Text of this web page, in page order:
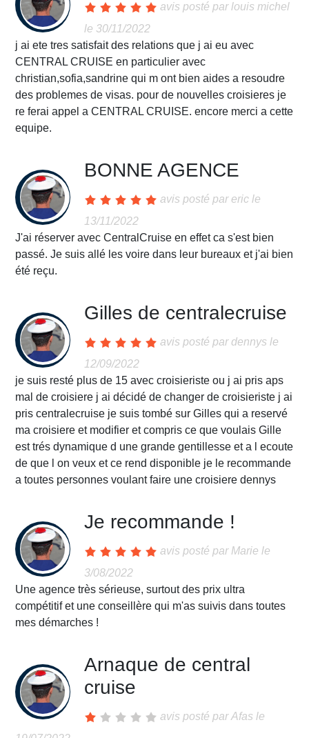
avis posté par louis michel
le 30/11/2022
j ai ete tres satisfait des relations que j ai eu avec
CENTRAL CRUISE en particulier avec
christian,sofia,sandrine qui m ont bien aides a resoudre
des problemes de visas. pour de nouvelles croisieres je
re ferai appel a CENTRAL CRUISE. encore merci a cette
equipe.
BONNE AGENCE
avis posté par eric le
13/11/2022
J'ai réserver avec CentralCruise en effet ca s'est bien
passé. Je suis allé les voire dans leur bureaux et j'ai bien
été reçu.
Gilles de centralecruise
avis posté par dennys le
12/09/2022
je suis resté plus de 15 avec croisieriste ou j ai pris aps
mal de croisiere j ai décidé de changer de croisieriste j ai
pris centralecruise je suis tombé sur Gilles qui a reservé
ma croisiere et modifier et compris ce que voulais Gille
est trés dynamique d une grande gentillesse et a l ecoute
de que l on veux et ce rend disponible je le recommande
a toutes personnes voulant faire une croisiere dennys
Je recommande !
avis posté par Marie le
3/08/2022
Une agence très sérieuse, surtout des prix ultra
compétitif et une conseillère qui m'as suivis dans toutes
mes démarches !
Arnaque de central
cruise
avis posté parAfas le